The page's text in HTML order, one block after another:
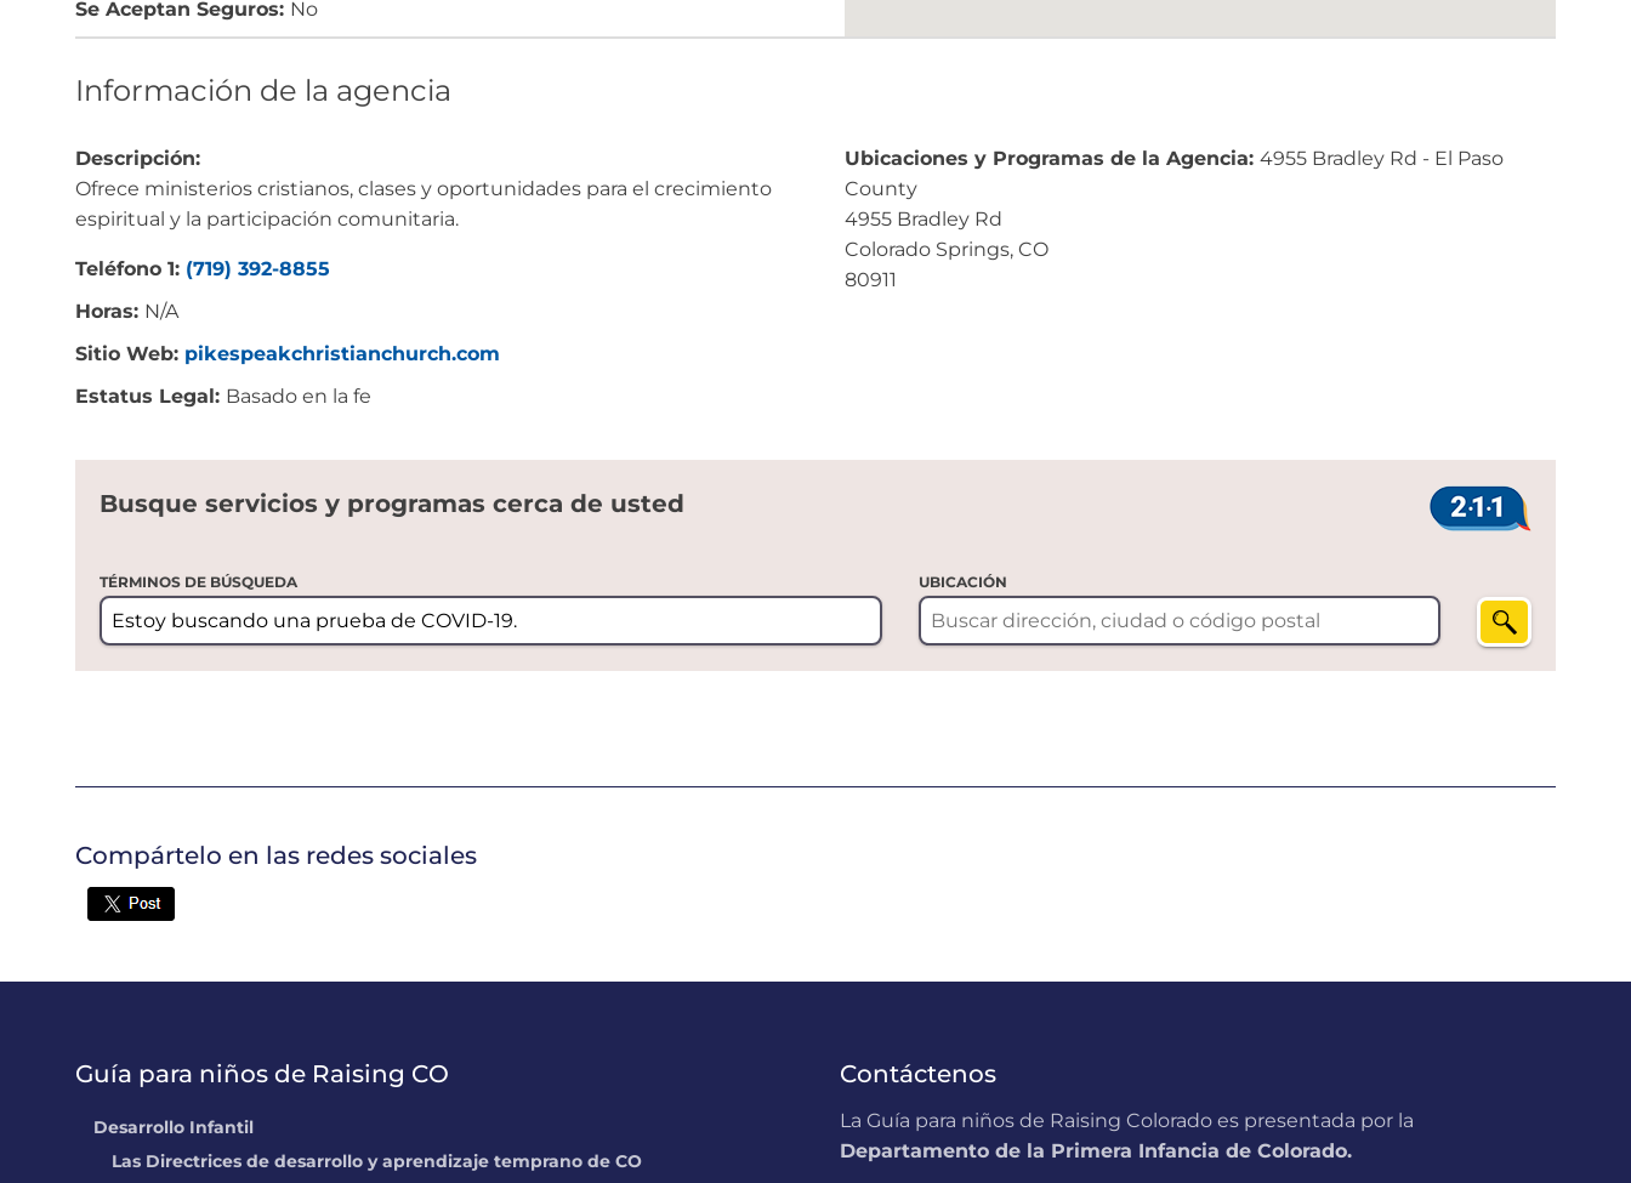
Se Aceptan Seguros: No
Información de la agencia
Descripción:
Ofrece ministerios cristianos, clases y oportunidades para el crecimiento
espiritual y la participación comunitaria.
Teléfono 1: (719) 392-8855
Horas: N/A
Sitio Web: pikespeakchristianchurch.com
Estatus Legal: Basado en la fe
Ubicaciones y Programas de la Agencia:4955 Bradley Rd - El Paso
County
4955 Bradley Rd
Colorado Springs, CO
80911
Busque servicios y programas cerca de usted
TÉRMINOS DE BÚSQUEDA UBICACIÓN
Compártelo en las redes sociales
Twitter
Guía para niños de Raising CO
Desarrollo Infantil
Las Directrices de desarrollo y aprendizaje temprano de CO
Contáctenos
La Guía para niños de Raising Colorado es presentada por la
Departamento de la Primera Infancia de Colorado.